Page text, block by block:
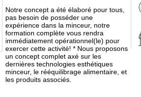
Notre concept a été élaboré pour tous,
pas besoin de posséder une
expérience dans la minceur, notre
formation complète vous rendra
immédiatement opérationnel(le) pour
exercer cette activité! * Nous proposons
un concept complet axé sur les
dernières technologies esthétiques
minceur, le rééquilibrage alimentaire, et
les produits associés.